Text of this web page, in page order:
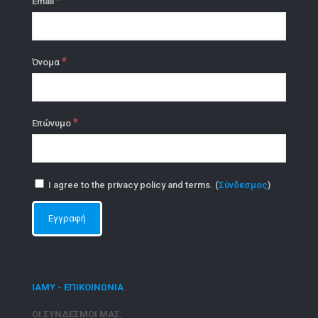
Όνομα *
Επώνυμο *
I agree to the privacy policy and terms. (Σύνδεσμος)
ΙΑΜΥ - ΕΠΙΚΟΙΝΩΝΙΑ
ΟΙ ΣΥΝΔΕΣΜΟΙ ΜΑΣ: